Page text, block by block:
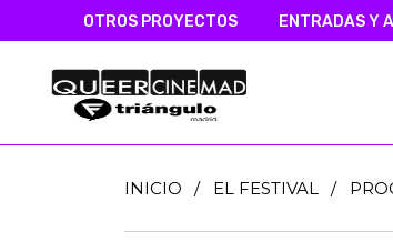
OTROS PROYECTOS ENTRADAS Y
INICIO / EL FESTIVAL /